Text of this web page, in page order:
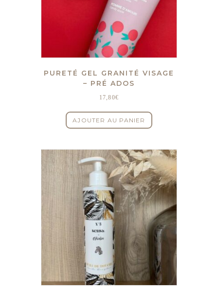
PURETÉ GEL GRANITÉ VISAGE
– PRÉ ADOS
17,80€
AJOUTER AU PANIER